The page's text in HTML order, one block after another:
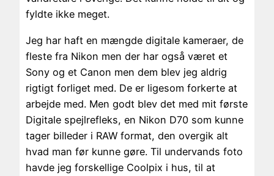
fyldte ikke meget.
Jeg har haft en mængde digitale kameraer, de
fleste fra Nikon men der har også været et
Sony og et Canon men dem blev jeg aldrig
rigtigt forliget med. De er ligesom forkerte at
arbejde med. Men godt blev det med mit første
Digitale spejlrefleks, en Nikon D70 som kunne
tager billeder i RAW format, den overgik alt
hvad man før kunne gøre. Til undervands foto
havde jeg forskellige Coolpix i hus, til at